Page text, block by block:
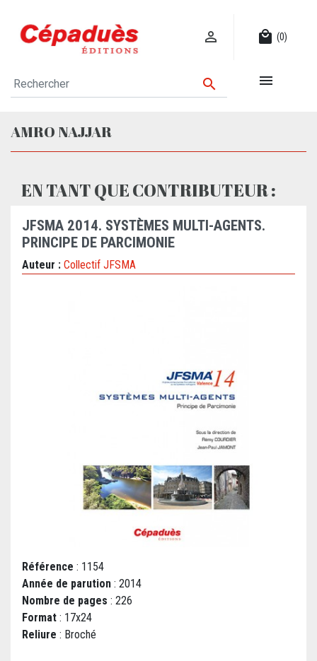
 local_mall (0)
 
AMRO NAJJAR
EN TANT QUE CONTRIBUTEUR :
JFSMA 2014. SYSTÈMES MULTI-AGENTS.
PRINCIPE DE PARCIMONIE
Auteur : Collectif JFSMA
Référence : 1154
Année de parution : 2014
Nombre de pages : 226
Format : 17x24
Reliure : Broché